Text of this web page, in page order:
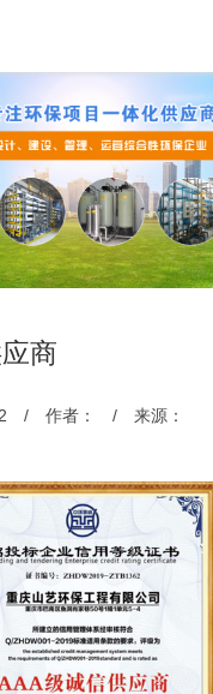
商
/ 作者： / 来源：